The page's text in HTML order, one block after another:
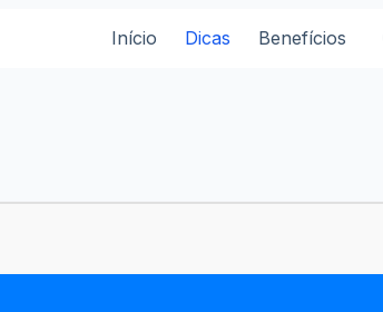
Início Dicas Benefícios